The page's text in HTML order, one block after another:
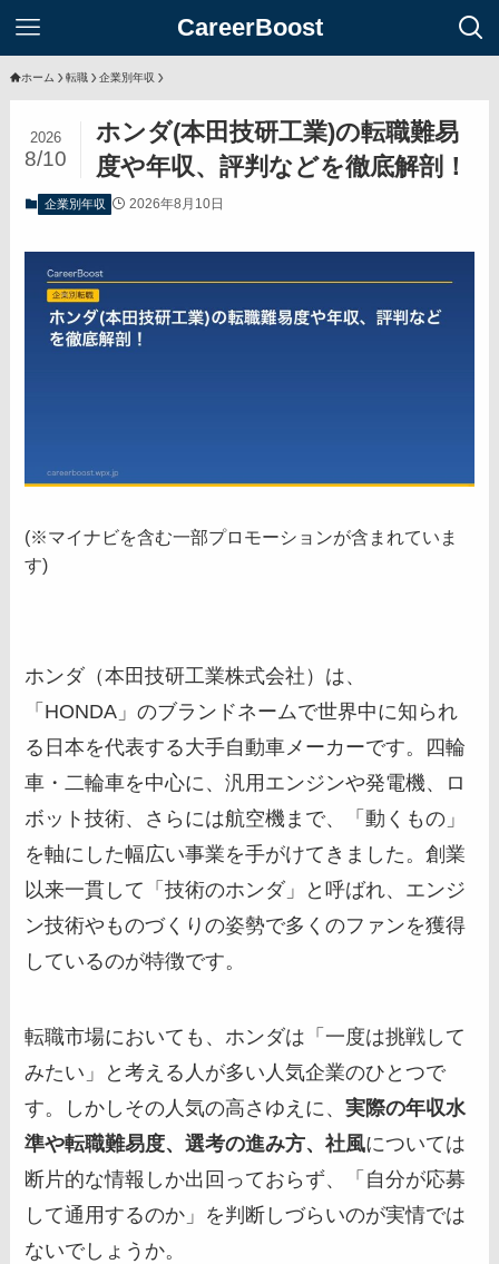
CareerBoost
ホーム 転職 企業別年収
ホンダ(本田技研工業)の転職難易
度や年収、評判などを徹底解剖！
2026
8/10
企業別年収 2026年8月10日
(※マイナビを含む一部プロモーションが含まれていま
す)
ホンダ（本田技研工業株式会社）は、
「HONDA」のブランドネームで世界中に知られ
る日本を代表する大手自動車メーカーです。四輪
車・二輪車を中心に、汎用エンジンや発電機、ロ
ボット技術、さらには航空機まで、「動くもの」
を軸にした幅広い事業を手がけてきました。創業
以来一貫して「技術のホンダ」と呼ばれ、エンジ
ン技術やものづくりの姿勢で多くのファンを獲得
しているのが特徴です。
転職市場においても、ホンダは「一度は挑戦して
みたい」と考える人が多い人気企業のひとつで
す。しかしその人気の高さゆえに、実際の年収水
準や転職難易度、選考の進み方、社風については
断片的な情報しか出回っておらず、「自分が応募
して通用するのか」を判断しづらいのが実情では
ないでしょうか。